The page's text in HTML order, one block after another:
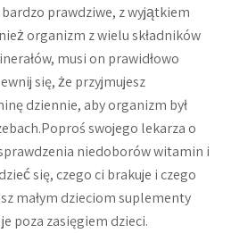
prawdziwe, z wyjątkiem
organizm z wielu składników
musi on prawidłowo
się, że przyjmujesz
dziennie, aby organizm był
swojego lekarza o
niedoborów witamin i
się, czego ci brakuje i czego
małym dzieciom suplementy
poza zasięgiem dzieci.